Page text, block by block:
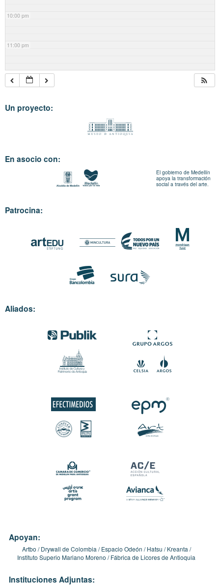
10:00 pm
11:00 pm
Un proyecto:
En asocio con:
El gobierno de Medellín
apoya la transformación
social a través del arte.
Patrocina:
Aliados:
Apoyan:
Artbo Drywall de Colombia Espacio Odeón Hatsu
Kreanta
Instituto Superio Mariano Moreno
Fábrica de Licores de Antioquia
Instituciones Adjuntas: